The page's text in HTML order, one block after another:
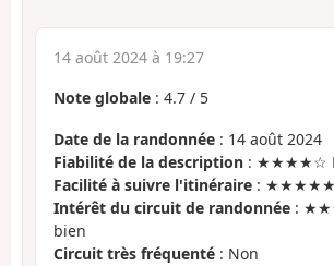
14 août 2024 à 19:27
Note globale : 4.7 / 5
Date de la randonnée : 14 août 2024
Fiabilité de la description : ★★★★☆
Facilité à suivre l'itinéraire : ★★★★★
Intérêt du circuit de randonnée :
bien
Circuit très fréquenté : Non